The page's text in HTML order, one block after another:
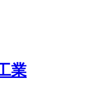
業